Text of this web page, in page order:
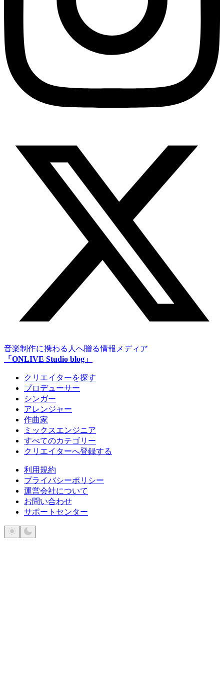
音楽制作に携わる人へ贈る情報メディア
「ONLIVE Studio blog」
クリエイターを探す
プロデューサー
シンガー
アレンジャー
作曲家
ミックスエンジニア
すべてのカテゴリー
クリエイターへ登録する
利用規約
プライバシーポリシー
運営会社について
お問い合わせ
サポートセンター